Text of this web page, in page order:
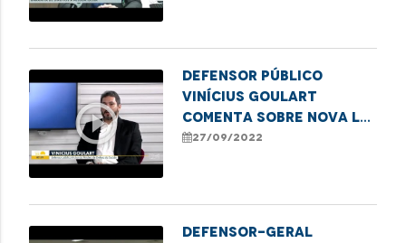
play_circle_outline
Defensor público
Vinícius Goulart
comenta sobre nova lei
referente ao rol
27/09/2022
Defensor-geral